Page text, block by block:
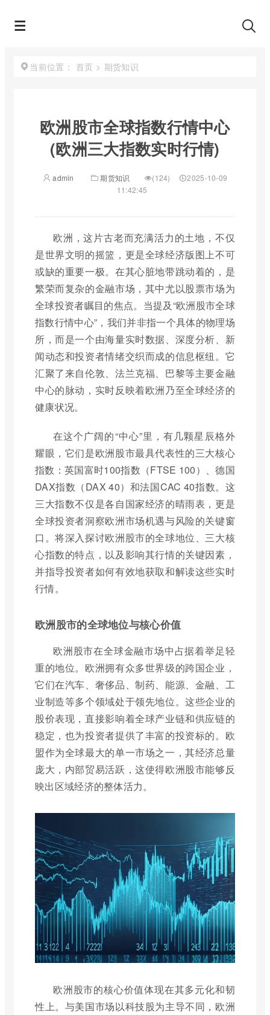
当前位置： 首页 > 期货知识
欧洲股市全球指数行情中心
(欧洲三大指数实时行情)
admin 期货知识 (124)
2025-10-09
11:42:45
欧洲，这片古老而充满活力的土地，不仅
是世界文明的摇篮，更是全球经济版图上不可
或缺的重要一极。在其心脏地带跳动着的，是
繁荣而复杂的金融市场，其中尤以股票市场为
全球投资者瞩目的焦点。当提及“欧洲股市全球
指数行情中心”，我们并非指一个具体的物理场
所，而是一个由海量实时数据、深度分析、新
闻动态和投资者情绪交织而成的信息枢纽。它
汇聚了来自伦敦、法兰克福、巴黎等主要金融
中心的脉动，实时反映着欧洲乃至全球经济的
健康状况。
在这个广阔的“中心”里，有几颗星辰格外
耀眼，它们是欧洲股市最具代表性的三大核心
指数：英国富时100指数（FTSE 100）、德国
DAX指数（DAX 40）和法国CAC 40指数。这
三大指数不仅是各自国家经济的晴雨表，更是
全球投资者洞察欧洲市场机遇与风险的关键窗
口。将深入探讨欧洲股市的全球地位、三大核
心指数的特点，以及影响其行情的关键因素，
并指导投资者如何有效地获取和解读这些实时
行情。
欧洲股市的全球地位与核心价值
欧洲股市在全球金融市场中占据着举足轻
重的地位。欧洲拥有众多世界级的跨国企业，
它们在汽车、奢侈品、制药、能源、金融、工
业制造等多个领域处于领先地位。这些企业的
股价表现，直接影响着全球产业链和供应链的
稳定，也为投资者提供了丰富的投资标的。欧
盟作为全球最大的单一市场之一，其经济总量
庞大，内部贸易活跃，这使得欧洲股市能够反
映出区域经济的整体活力。
欧洲股市的核心价值体现在其多元化和韧
性上。与美国市场以科技股为主导不同，欧洲